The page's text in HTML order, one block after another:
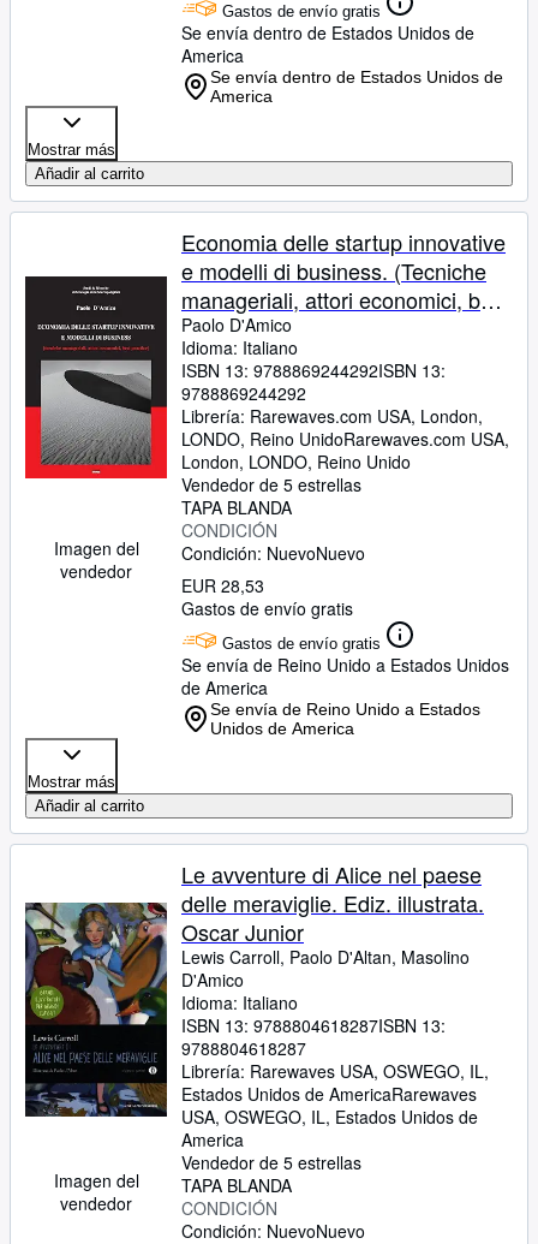
Gastos de envío gratis
Se envía dentro de Estados Unidos de
America
Se envía dentro de Estados Unidos de
America
Mostrar más
Añadir al carrito
Imagen del
vendedor
Economia delle startup innovative
e modelli di business. (Tecniche
manageriali, attori economici, best
practice)
Paolo D'Amico
Idioma: Italiano
ISBN 13: 9788869244292ISBN 13:
9788869244292
Librería: Rarewaves.com USA, London,
LONDO, Reino UnidoRarewaves.com USA,
London, LONDO, Reino Unido
Vendedor de 5 estrellas
TAPA BLANDA
CONDICIÓN
Condición: NuevoNuevo
EUR 28,53
Gastos de envío gratis
Gastos de envío gratis
Se envía de Reino Unido a Estados Unidos
de America
Se envía de Reino Unido a Estados
Unidos de America
Mostrar más
Añadir al carrito
Imagen del
vendedor
Le avventure di Alice nel paese
delle meraviglie. Ediz. illustrata.
Oscar Junior
Lewis Carroll, Paolo D'Altan, Masolino
D'Amico
Idioma: Italiano
ISBN 13: 9788804618287ISBN 13:
9788804618287
Librería: Rarewaves USA, OSWEGO, IL,
Estados Unidos de AmericaRarewaves
USA, OSWEGO, IL, Estados Unidos de
America
Vendedor de 5 estrellas
TAPA BLANDA
CONDICIÓN
Condición: NuevoNuevo